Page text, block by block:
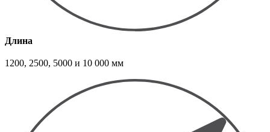
Длина
1200, 2500, 5000 и 10 000 мм